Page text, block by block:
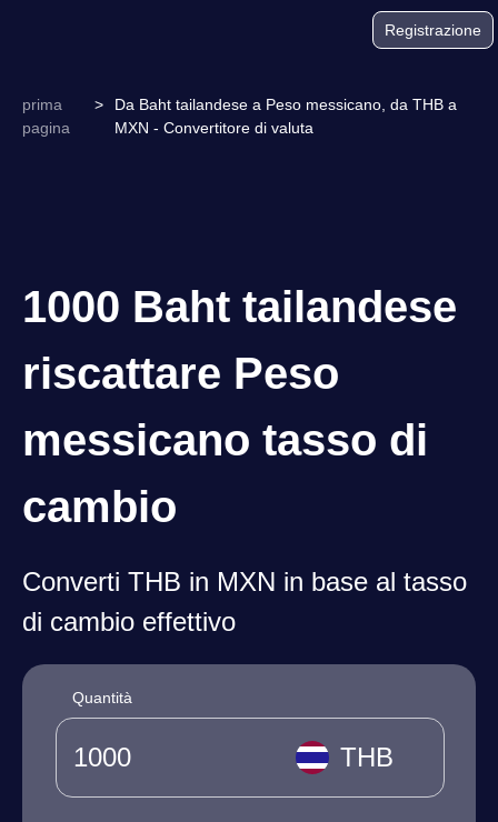
Registrazione
prima
pagina
>
Da Baht tailandese a Peso messicano, da THB a
MXN - Convertitore di valuta
1000 Baht tailandese
riscattare Peso
messicano tasso di
cambio
Converti THB in MXN in base al tasso
di cambio effettivo
Quantità
THB